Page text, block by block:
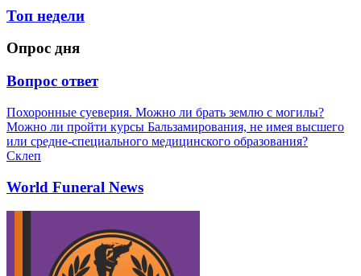
Топ недели
Опрос дня
Вопрос ответ
Похоронные суеверия. Можно ли брать землю с могилы?
Можно ли пройти курсы Бальзамирования, не имея высшего
или средне-специального медицинского образования?
Склеп
World Funeral News